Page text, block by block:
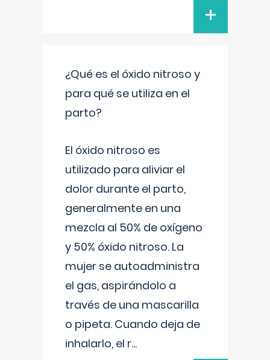
+
¿Qué es el óxido nitroso y
para qué se utiliza en el
parto?
El óxido nitroso es
utilizado para aliviar el
dolor durante el parto,
generalmente en una
mezcla al 50% de oxígeno
y 50% óxido nitroso. La
mujer se autoadministra
el gas, aspirándolo a
través de una mascarilla
o pipeta. Cuando deja de
inhalarlo, el r...